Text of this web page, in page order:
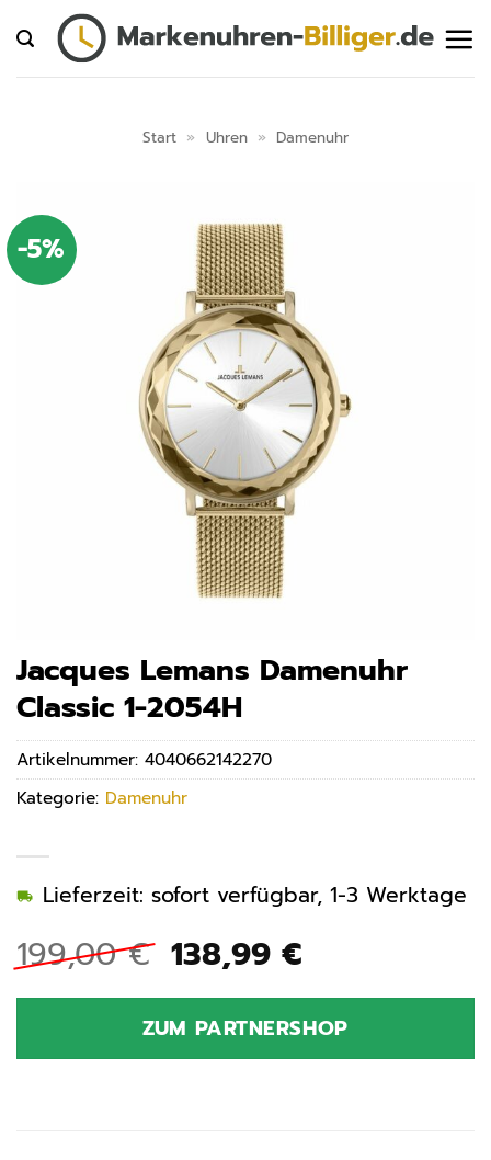
Inhalt
springen
Start » Uhren » Damenuhr
-5%
Jacques Lemans Damenuhr
Classic 1-2054H
199,00€ Ursprünglicher
Preis
war:
199,00 €
138,99 €Aktueller
ist:
138,99 €.
Lieferzeit: sofort verfügbar, 1-3 Werktage
ZUM PARTNERSHOP
Artikelnummer: 4040662142270
Kategorie: Damenuhr